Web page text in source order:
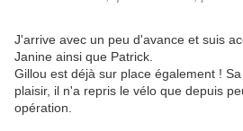
J'arrive avec un peu d'avance et suis
Janine ainsi que Patrick.
Gillou est déjà sur place également !
plaisir, il n'a repris le vélo que depuis
opération.